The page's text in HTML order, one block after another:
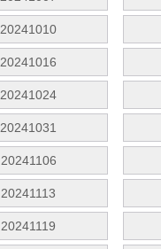
20241010
20241016
20241024
20241031
20241106
20241113
20241119